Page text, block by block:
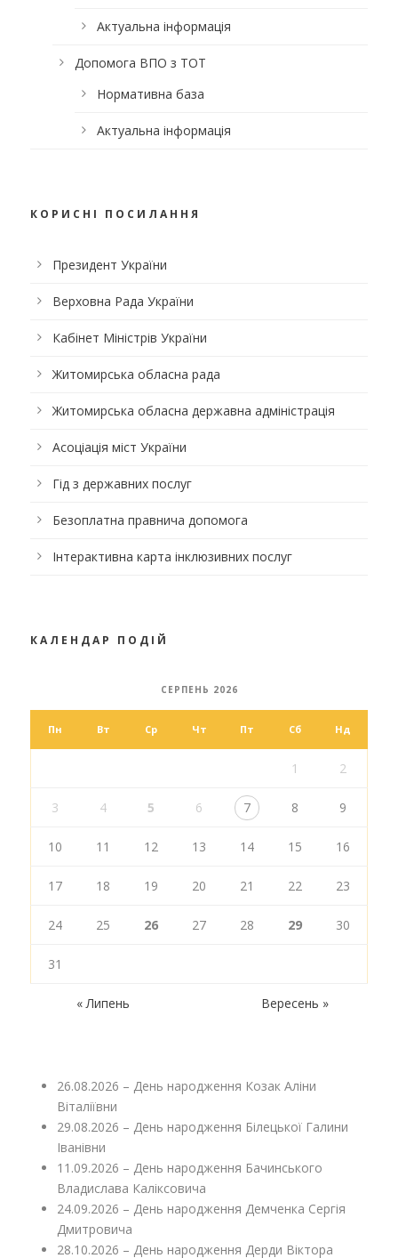
Актуальна інформація
Допомога ВПО з ТОТ
Нормативна база
Актуальна інформація
КОРИСНІ ПОСИЛАННЯ
Президент України
Верховна Рада України
Кабінет Міністрів України
Житомирська обласна рада
Житомирська обласна державна адміністрація
Асоціація міст України
Гід з державних послуг
Безоплатна правнича допомога
Інтерактивна карта інклюзивних послуг
КАЛЕНДАР ПОДІЙ
СЕРПЕНЬ 2026
Пн Вт Ср Чт Пт Сб Нд
1 2
3 4 5 6 7 8 9
10 11 12 13 14 15 16
17 18 19 20 21 22 23
24 25 26 27 28 29 30
31
« Липень Вересень »
26.08.2026 – День народження Козак Аліни
Віталіївни
29.08.2026 – День народження Білецької Галини
Іванівни
11.09.2026 – День народження Бачинського
Владислава Каліксовича
24.09.2026 – День народження Демченка Сергія
Дмитровича
28.10.2026 – День народження Дерди Віктора